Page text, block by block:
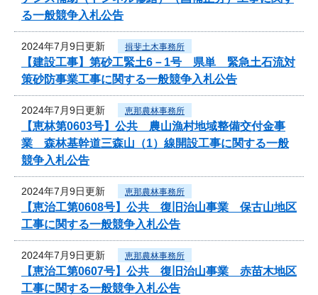
る一般競争入札公告
2024年7月9日更新 揖斐土木事務所
【建設工事】第砂工緊土6－1号 県単 緊急土石流対
策砂防事業工事に関する一般競争入札公告
2024年7月9日更新 恵那農林事務所
【恵林第0603号】公共 農山漁村地域整備交付金事
業 森林基幹道三森山（1）線開設工事に関する一般
競争入札公告
2024年7月9日更新 恵那農林事務所
【恵治工第0608号】公共 復旧治山事業 保古山地区
工事に関する一般競争入札公告
2024年7月9日更新 恵那農林事務所
【恵治工第0607号】公共 復旧治山事業 赤苗木地区
工事に関する一般競争入札公告